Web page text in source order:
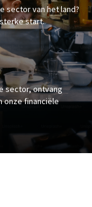
sector van het land?
start.
sector, ontvang
onze financiële